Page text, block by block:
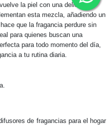
la piel con una delicadeza
esta mezcla, añadiendo un
que la fragancia perdure sin
para quienes buscan una
para todo momento del día,
a tu rutina diaria.
de fragancias para el hogar